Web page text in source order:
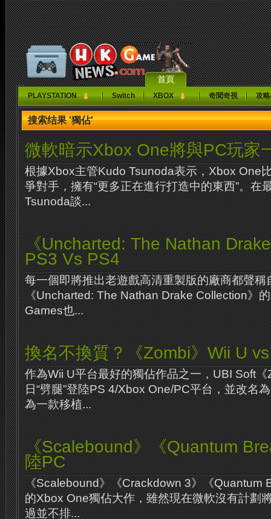
首頁
PLAYSTATION Switch XBOX 奇聞奇視 攻
搜索结果 '獨佔'
微軟暗示Xbox One將與PC玩家
根據Xbox主管Kudo Tsunoda表示，Xbox One
爭對手，擁有“更多正在進行打造中的東西”。在
Tsunoda談...
《Uncharted: The Nathan
PS3 Vs PS4
每一個即將推出老遊戲高清重製版的廠商都聲稱
《Uncharted: The Nathan Drake Collection》
Games也...
換名不換質？《Zombi》Wii U
作為Wii U平台最好的獨佔作品之一，UBI Soft
日“劈腿”登陸PS 4/Xbox One/PC平台，並改名
為一款移植...
《Scalebound》《Quantum
陸PC
《Scalebound》《Crackdown 3》《Quantum
的Xbox One獨佔大作，雖然現在微軟沒有計劃
過並不排...